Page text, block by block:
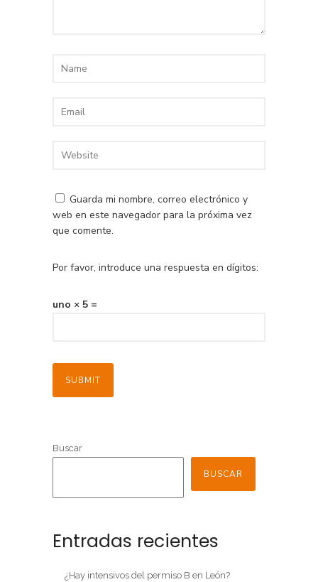
Guarda mi nombre, correo electrónico y
web en este navegador para la próxima vez
que comente.
Por favor, introduce una respuesta en dígitos:
uno × 5 =
Buscar
BUSCAR
Entradas recientes
¿Hay intensivos del permiso B en León?